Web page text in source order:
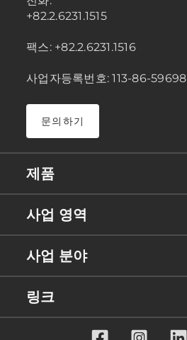
+82.2.6231.1515
팩스: +82.2.6231.1516
사업자등록번호: 113-86-59698
문의하기
제품
사업 영역
사업 분야
링크